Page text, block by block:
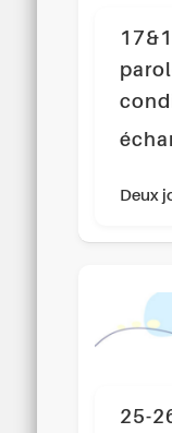
Deux
25-